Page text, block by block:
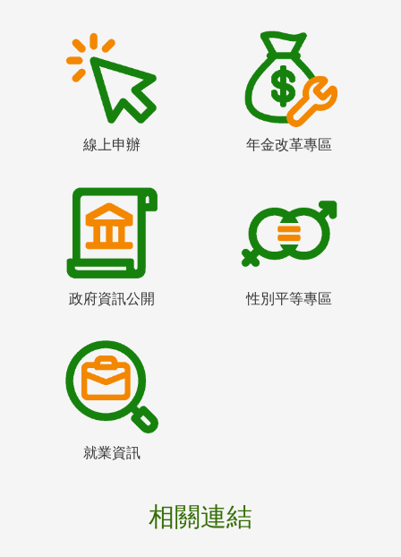
線上申辦 年金改革專區
政府資訊公開 性別平等專區
就業資訊
相關連結